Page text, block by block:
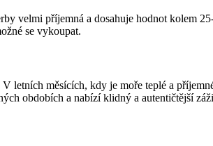
velmi příjemná a dosahuje hodnot kolem
se vykoupat.
letních měsících, kdy je moře teplé a
obdobích a nabízí klidný a autentičtější